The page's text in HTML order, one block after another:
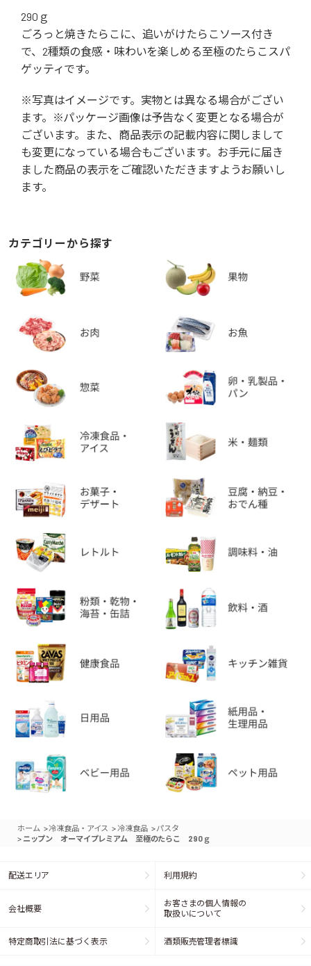
290ｇ
ごろっと焼きたらこに、追いがけたらこソース付き
で、2種類の食感・味わいを楽しめる至極のたらこスパ
ゲッティです。
※写真はイメージです。実物とは異なる場合がござい
ます。※パッケージ画像は予告なく変更となる場合が
ございます。また、商品表示の記載内容に関しまして
も変更になっている場合もございます。お手元に届き
ました商品の表示をご確認いただきますようお願いし
ます。
カテゴリーから探す
ホーム >冷凍食品・アイス > 冷凍食品 >パスタ
> ニップン オーマイプレミアム 至極のたらこ 290ｇ
配送エリア 利用規約
会社概要
お客さまの個人情報の
取扱いについて
特定商取引法に基づく表示 酒類販売管理者標識